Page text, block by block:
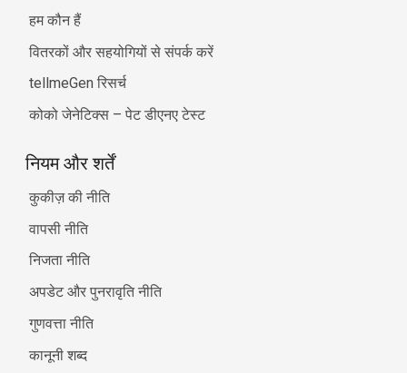
हम कौन हैं
वितरकों और सहयोगियों से संपर्क करें
tellmeGen रिसर्च
कोको जेनेटिक्स – पेट डीएनए टेस्ट
नियम और शर्तें
कुकीज़ की नीति
वापसी नीति
निजता नीति
अपडेट और पुनरावृति नीति
गुणवत्ता नीति
कानूनी शब्द